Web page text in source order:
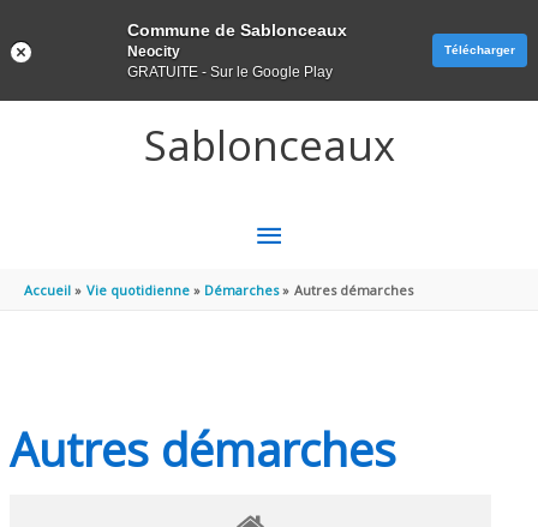
Sablonceaux
MENU
PRINCIPAL
Accueil Vie quotidienne Démarches Autres démarches
Autres démarches
Commune de Sablonceaux
Neocity
GRATUITE - Sur le Google Play
Télécharger